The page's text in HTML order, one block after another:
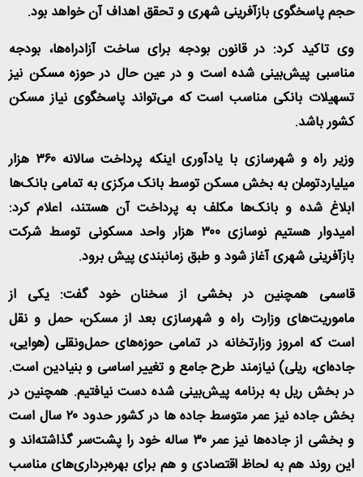
حجم پاسخگوی بازآفرینی شهری و تحقق اهداف آن خواهد بود.
وی تاکید کرد: در قانون بودجه برای ساخت آزادراه‌ها، بودجه
مناسبی پیش‌بینی شده است و در عین حال در حوزه مسکن نیز
تسهیلات بانکی مناسب است که می‌تواند پاسخگوی نیاز مسکن
کشور باشد.
وزیر راه و شهرسازی با یادآوری اینکه پرداخت سالانه ۳۶۰ هزار
میلیاردتومان به بخش مسکن توسط بانک مرکزی به تمامی بانک‌ها
ابلاغ شده و بانک‌ها مکلف به پرداخت آن هستند، اعلام کرد:
امیدوار هستیم نوسازی ۳۰۰ هزار واحد مسکونی توسط شرکت
بازآفرینی شهری آغاز شود و طبق زمانبندی پیش برود.
قاسمی همچنین در بخشی از سخنان خود گفت: یکی از
ماموریت‌های وزارت راه و شهرسازی بعد از مسکن، حمل و نقل
است که امروز وزارتخانه در تمامی حوزه‌های حمل‌ونقلی (هوایی،
جاده‌ای، ریلی) نیازمند طرح جامع و تغییر اساسی و بنیادین است.
در بخش ریل به برنامه پیش‌بینی شده دست نیافتیم. همچنین در
بخش جاده نیز عمر متوسط جاده ها در کشور حدود ۲۰ سال است
و بخشی از جاده‌ها نیز عمر ۳۰ ساله خود را پشت‌سر گذاشته‌اند و
این روند هم به لحاظ اقتصادی و هم برای بهره‌برداری‌های مناسب